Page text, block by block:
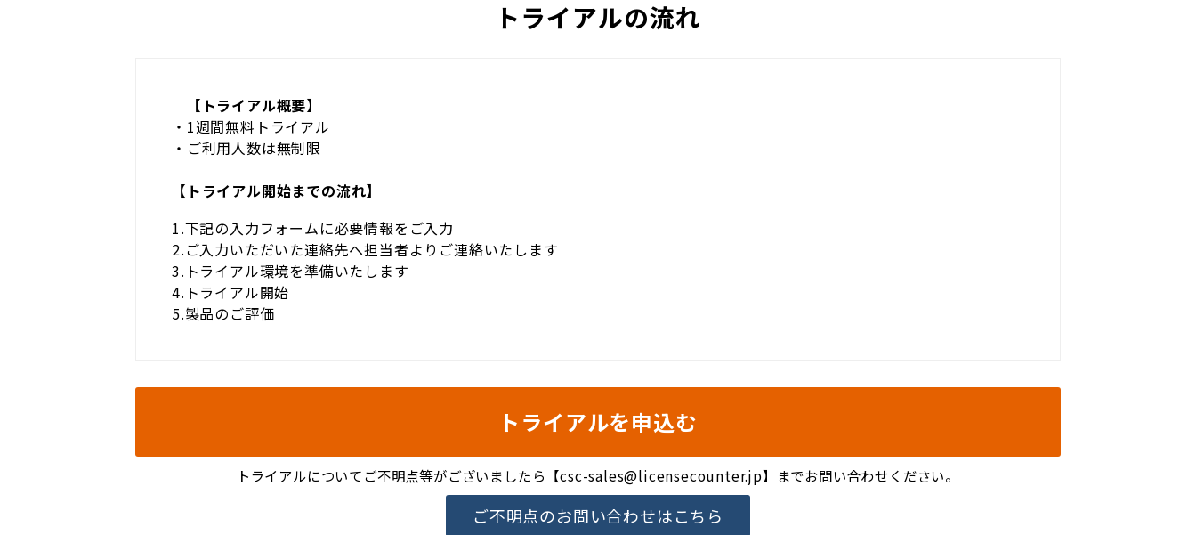
トライアルの流れ
【トライアル概要】
・1週間無料トライアル
・ご利用人数は無制限
【トライアル開始までの流れ】
1.下記の入力フォームに必要情報をご入力
2.ご入力いただいた連絡先へ担当者よりご連絡いたします
3.トライアル環境を準備いたします
4.トライアル開始
5.製品のご評価
トライアルを申込む
トライアルについてご不明点等がございましたら【csc-sales@licensecounter.jp】までお問い合わせください。
ご不明点のお問い合わせはこちら